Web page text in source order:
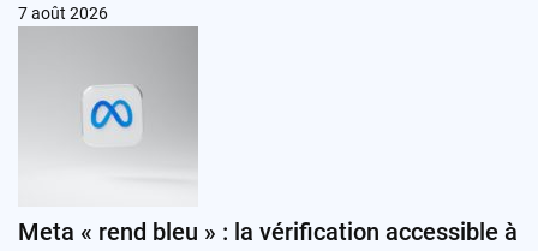
7 août 2026
Meta « rend bleu » : la vérification accessible à